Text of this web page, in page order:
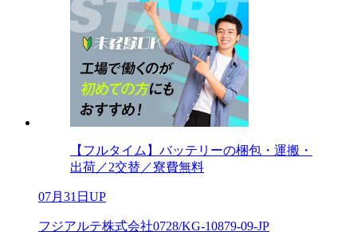
【フルタイム】バッテリーの梱包・運搬・
出荷／2交替／寮費無料
07月31日UP
フジアルテ株式会社0728/KG-10879-09-JP